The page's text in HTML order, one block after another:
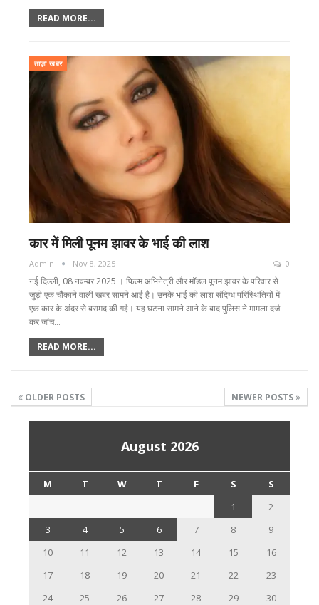
READ MORE...
ताज़ा खबर
कार में मिली पूनम झावर के भाई की लाश
Admin Nov 8, 2025 0
नई दिल्ली, 08 नवम्बर 2025 । फिल्म अभिनेत्री और मॉडल पूनम झावर के परिवार से
जुड़ी एक चौंकाने वाली खबर सामने आई है। उनके भाई की लाश संदिग्ध परिस्थितियों में
एक कार के अंदर से बरामद की गई। यह घटना सामने आने के बाद पुलिस ने मामला दर्ज
कर जांच…
READ MORE...
OLDER POSTS NEWER POSTS
August 2026
M T W T F S
S
1
2
3
4 5 6 7 8
9
10
11 12 13 14 15
16
17
18 19 20 21 22
23
24
25 26 27 28 29
30